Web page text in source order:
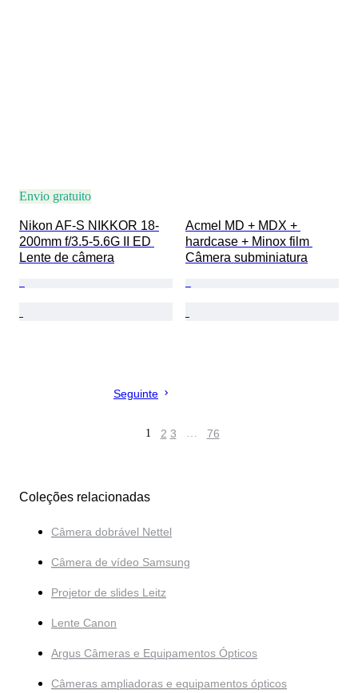
Envio gratuito
Nikon AF-S NIKKOR 18-
200mm f/3.5-5.6G II ED
Lente de câmera
Acmel MD + MDX +
hardcase + Minox film
Câmera subminiatura
Seguinte
1 2 3 … 76
Coleções relacionadas
Câmera dobrável Nettel
Câmera de vídeo Samsung
Projetor de slides Leitz
Lente Canon
Argus Câmeras e Equipamentos Ópticos
Câmeras ampliadoras e equipamentos ópticos